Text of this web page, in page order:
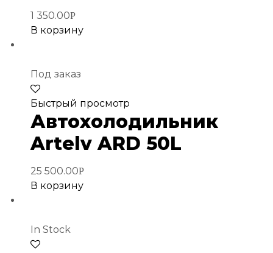
1 350.00Р
В корзину
Под заказ
в
избранное
Быстрый просмотр
Автохолодильник
Artelv ARD 50L
25 500.00Р
В корзину
In Stock